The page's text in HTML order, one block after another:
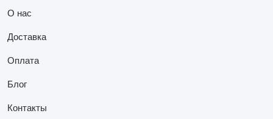
О нас
Доставка
Оплата
Блог
Контакты